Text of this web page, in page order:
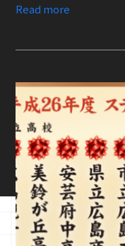
Read more